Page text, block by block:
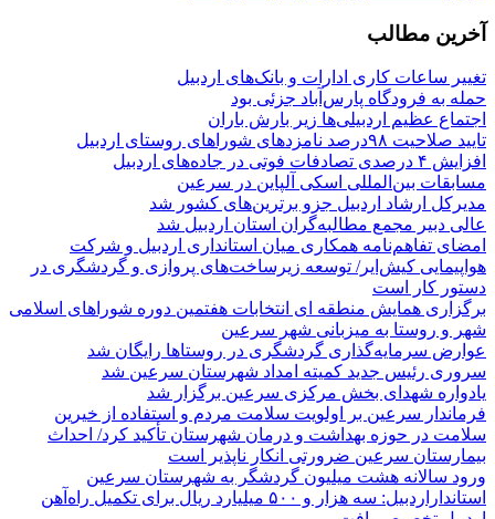
آخرین مطالب
تغییر ساعات کاری ادارات و بانک‌های اردبیل
حمله به فرودگاه پارس‌‌آباد جزئی بود
اجتماع عظیم اردبیلی‌ها زیر بارش باران
تایید صلاحیت ۹۸درصد نامزدهای شوراهای روستای اردبیل
افزایش ۴ درصدی تصادفات فوتی در جاده‌های اردبیل
مسابقات بین‌المللی اسکی آلپاین در سرعین
مدیرکل ارشاد اردبیل جزو برترین‌های کشور شد
عالی دبیر مجمع مطالبه‌گران استان اردبیل شد
امضای تفاهم‌نامه همکاری میان استانداری اردبیل و شرکت
هواپیمایی کیش‌ایر/ توسعه زیرساخت‌های پروازی و گردشگری در
دستور کار است
برگزاری همایش منطقه ای انتخابات هفتمین دوره شوراهای اسلامی
شهر و روستا به میزبانی شهر سرعین
عوارض سرمایه‌گذاری گردشگری در روستاها رایگان شد
سروری رئیس جدید کمیته امداد شهرستان سرعین شد
یادواره شهدای بخش مرکزی سرعین برگزار شد
فرماندار سرعین بر اولویت سلامت مردم و استفاده از خیرین
سلامت در حوزه بهداشت و درمان شهرستان تأکید کرد/ احداث
بیمارستان سرعین ضرورتی انکار ناپذیر است
ورود سالانه هشت میلیون گردشگر به شهرستان سرعین
استانداراردبیل: سه هزار و ۵۰۰ میلیارد ریال برای تکمیل راه‌آهن